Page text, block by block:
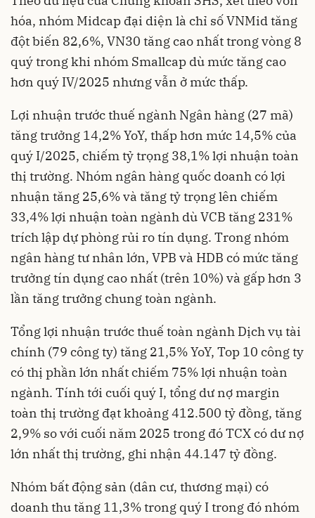
hóa, nhóm Midcap đại diện là chỉ số VNMid tăng
đột biến 82,6%, VN30 tăng cao nhất trong vòng 8
quý trong khi nhóm Smallcap dù mức tăng cao
hơn quý IV/2025 nhưng vẫn ở mức thấp.
Lợi nhuận trước thuế ngành Ngân hàng (27 mã)
tăng trưởng 14,2% YoY, thấp hơn mức 14,5% của
quý I/2025, chiếm tỷ trọng 38,1% lợi nhuận toàn
thị trường. Nhóm ngân hàng quốc doanh có lợi
nhuận tăng 25,6% và tăng tỷ trọng lên chiếm
33,4% lợi nhuận toàn ngành dù VCB tăng 231%
trích lập dự phòng rủi ro tín dụng. Trong nhóm
ngân hàng tư nhân lớn, VPB và HDB có mức tăng
trưởng tín dụng cao nhất (trên 10%) và gấp hơn 3
lần tăng trưởng chung toàn ngành.
Tổng lợi nhuận trước thuế toàn ngành Dịch vụ tài
chính (79 công ty) tăng 21,5% YoY, Top 10 công ty
có thị phần lớn nhất chiếm 75% lợi nhuận toàn
ngành. Tính tới cuối quý I, tổng dư nợ margin
toàn thị trường đạt khoảng 412.500 tỷ đồng, tăng
2,9% so với cuối năm 2025 trong đó TCX có dư nợ
lớn nhất thị trường, ghi nhận 44.147 tỷ đồng.
Nhóm bất động sản (dân cư, thương mại) có
doanh thu tăng 11,3% trong quý I trong đó nhóm